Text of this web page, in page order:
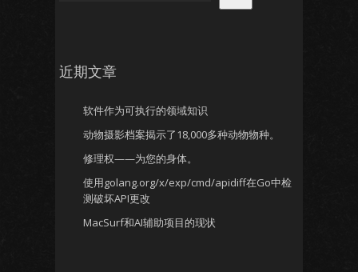
近期文章
软件作为可执行的领域知识
动物摄影档案揭示了18,000多种动物物种。
修理权——为您的身体。
使用golang.org/x/exp/cmd/apidiff在Go中检
测破坏API更改
MacSurf和AI辅助项目的现状